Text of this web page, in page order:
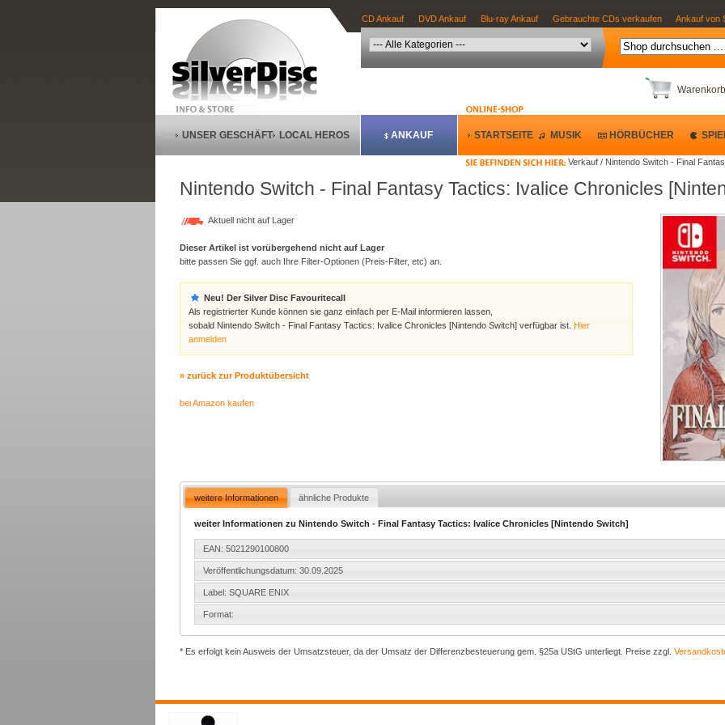
CD Ankauf DVD Ankauf Blu-ray Ankauf Gebrauchte CDs verkaufen Ankauf von
Warenkorb
Verkauf / Nintendo Switch - Final
UNSER GESCHÄFT LOCAL HEROS ANKAUF STARTSEITE MUSIK HÖRBÜCHER
Nintendo Switch - Final Fantasy Tactics: Ivalice Chronicles
Aktuell nicht auf Lager
Dieser Artikel ist vorübergehend nicht auf Lager
bitte passen Sie ggf. auch Ihre Filter-Optionen (Preis-Filter, etc) an.
Neu! Der Silver Disc Favouritecall
Als registrierter Kunde können sie ganz einfach per E-Mail informieren lassen,
sobald Nintendo Switch - Final Fantasy Tactics: Ivalice Chronicles [Nintendo Switch] verfügbar ist. Hier
anmelden
» zurück zur Produktübersicht
bei Amazon kaufen
weitere Informationen ähnliche Produkte
weiter Informationen zu Nintendo Switch - Final Fantasy Tactics: Ivalice Chronicles [Nintendo Switch]
EAN: 5021290100800
Veröffentlichungsdatum: 30.09.2025
Label: SQUARE ENIX
Format:
* Es erfolgt kein Ausweis der Umsatzsteuer, da der Umsatz der Differenzbesteuerung gem. §25a UStG unterliegt. Preise zzgl.